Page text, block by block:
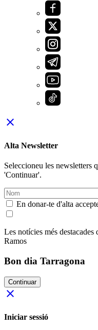
close
Alta Newsletter
Seleccioneu les newsletters
'Continuar'.
En donar-te d'alta
Les notícies més
Ramos
Bon dia Tarragona
Continuar
close
Iniciar sessió